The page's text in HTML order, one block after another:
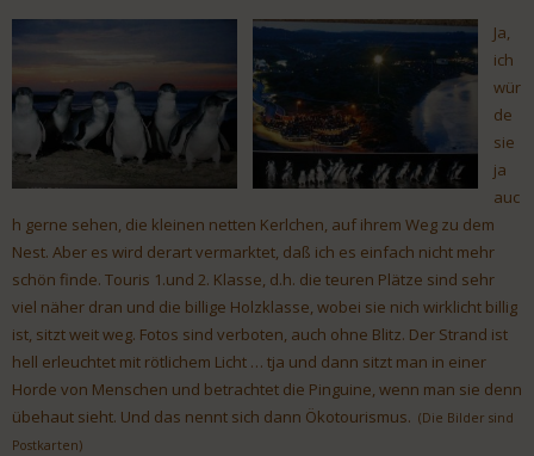
Ja,
ich
wür
de
sie
ja
auc
h gerne sehen, die kleinen netten Kerlchen, auf ihrem Weg zu dem
Nest. Aber es wird derart vermarktet, daß ich es einfach nicht mehr
schön finde. Touris 1.und 2. Klasse, d.h. die teuren Plätze sind sehr
viel näher dran und die billige Holzklasse, wobei sie nich wirklicht billig
ist, sitzt weit weg. Fotos sind verboten, auch ohne Blitz. Der Strand ist
hell erleuchtet mit rötlichem Licht … tja und dann sitzt man in einer
Horde von Menschen und betrachtet die Pinguine, wenn man sie denn
übehaut sieht. Und das nennt sich dann Ökotourismus. (Die Bilder sind
Postkarten)